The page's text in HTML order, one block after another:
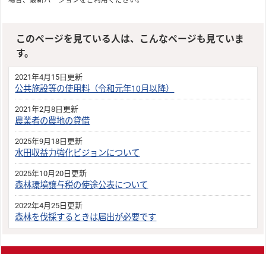
このページを見ている人は、こんなページも見ていま
す。
2021年4月15日更新
公共施設等の使用料（令和元年10月以降）
2021年2月8日更新
農業者の農地の貸借
2025年9月18日更新
水田収益力強化ビジョンについて
2025年10月20日更新
森林環境譲与税の使途公表について
2022年4月25日更新
森林を伐採するときは届出が必要です